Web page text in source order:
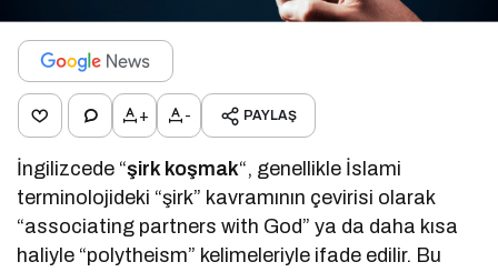
+ - PAYLAŞ
İngilizcede “şirk koşmak“, genellikle İslami
terminolojideki “şirk” kavramının çevirisi olarak
“associating partners with God” ya da daha kısa
haliyle “polytheism” kelimeleriyle ifade edilir. Bu